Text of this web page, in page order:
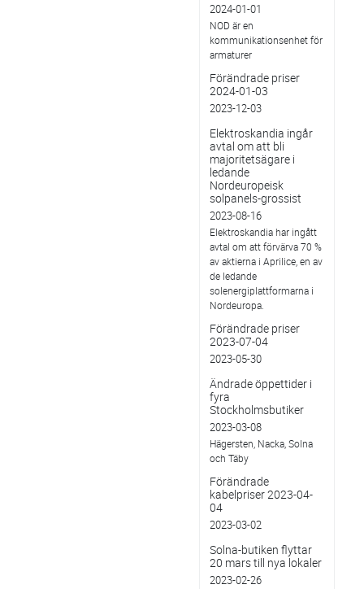
2024-01-01
NOD är en
kommunikationsenhet för
armaturer
Förändrade priser
2024-01-03
2023-12-03
Elektroskandia ingår
avtal om att bli
majoritetsägare i
ledande
Nordeuropeisk
solpanels-grossist
2023-08-16
Elektroskandia har ingått
avtal om att förvärva 70 %
av aktierna i Aprilice, en av
de ledande
solenergiplattformarna i
Nordeuropa.
Förändrade priser
2023-07-04
2023-05-30
Ändrade öppettider i
fyra
Stockholmsbutiker
2023-03-08
Hägersten, Nacka, Solna
och Täby
Förändrade
kabelpriser 2023-04-
04
2023-03-02
Solna-butiken flyttar
20 mars till nya lokaler
2023-02-26